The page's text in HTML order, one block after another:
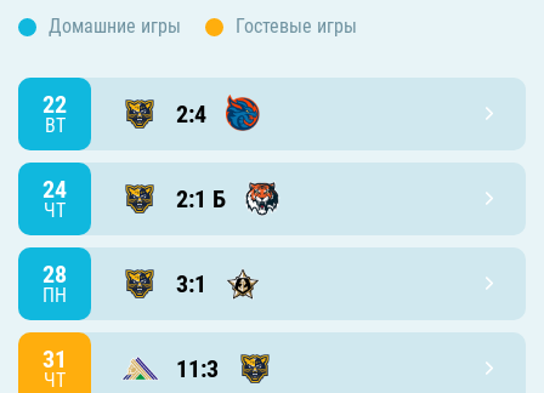
Домашние игры Гостевые игры
22
ВТ 2:4
24
ЧТ 2:1 Б
28
ПН 3:1
31
ЧТ 11:3